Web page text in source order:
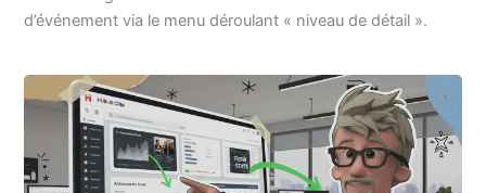
d’événement via le menu déroulant « niveau de détail ».